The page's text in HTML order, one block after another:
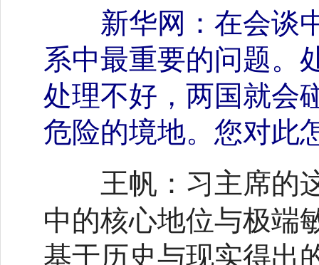
新华网：在会谈
系中最重要的问题。
处理不好，两国就会
危险的境地。您对此
王帆： 习主席的
中的核心地位与极端
基于历史与现实得出